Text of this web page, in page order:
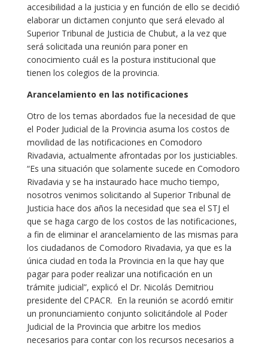
accesibilidad a la justicia y en función de ello se decidió
elaborar un dictamen conjunto que será elevado al
Superior Tribunal de Justicia de Chubut, a la vez que
será solicitada una reunión para poner en
conocimiento cuál es la postura institucional que
tienen los colegios de la provincia.
Arancelamiento en las notificaciones
Otro de los temas abordados fue la necesidad de que
el Poder Judicial de la Provincia asuma los costos de
movilidad de las notificaciones en Comodoro
Rivadavia, actualmente afrontadas por los justiciables.
“Es una situación que solamente sucede en Comodoro
Rivadavia y se ha instaurado hace mucho tiempo,
nosotros venimos solicitando al Superior Tribunal de
Justicia hace dos años la necesidad que sea el STJ el
que se haga cargo de los costos de las notificaciones,
a fin de eliminar el arancelamiento de las mismas para
los ciudadanos de Comodoro Rivadavia, ya que es la
única ciudad en toda la Provincia en la que hay que
pagar para poder realizar una notificación en un
trámite judicial”, explicó el Dr. Nicolás Demitriou
presidente del CPACR. En la reunión se acordó emitir
un pronunciamiento conjunto solicitándole al Poder
Judicial de la Provincia que arbitre los medios
necesarios para contar con los recursos necesarios a